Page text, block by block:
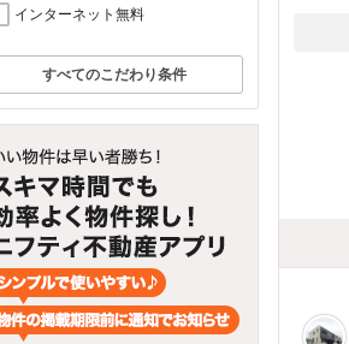
インターネット無料
すべてのこだわり条件